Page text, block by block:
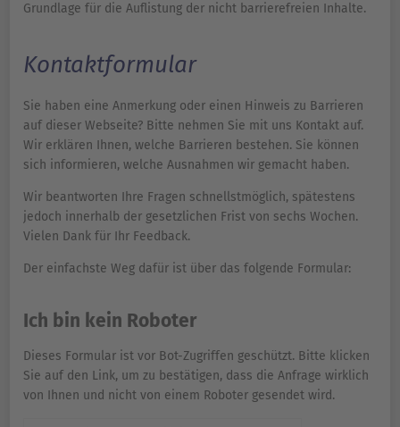
Grundlage für die Auflistung der nicht barrierefreien Inhalte.
Kontaktformular
Sie haben eine Anmerkung oder einen Hinweis zu Barrieren
auf dieser Webseite? Bitte nehmen Sie mit uns Kontakt auf.
Wir erklären Ihnen, welche Barrieren bestehen. Sie können
sich informieren, welche Ausnahmen wir gemacht haben.
Wir beantworten Ihre Fragen schnellstmöglich, spätestens
jedoch innerhalb der gesetzlichen Frist von sechs Wochen.
Vielen Dank für Ihr Feedback.
Der einfachste Weg dafür ist über das folgende Formular:
Ich bin kein Roboter
Dieses Formular ist vor Bot-Zugriffen geschützt. Bitte klicken
Sie auf den Link, um zu bestätigen, dass die Anfrage wirklich
von Ihnen und nicht von einem Roboter gesendet wird.